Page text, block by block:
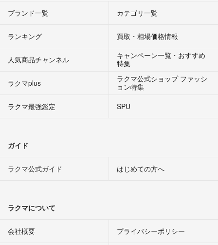
ブランド一覧 カテゴリ一覧
ランキング 買取・相場価格情報
人気商品チャンネル
キャンペーン一覧・おすすめ
特集
ラクマplus
ラクマ公式ショップ ファッシ
ョン特集
ラクマ最強鑑定
SPU
ガイド
ラクマ公式ガイド はじめての方へ
ラクマについて
会社概要 プライバシーポリシー